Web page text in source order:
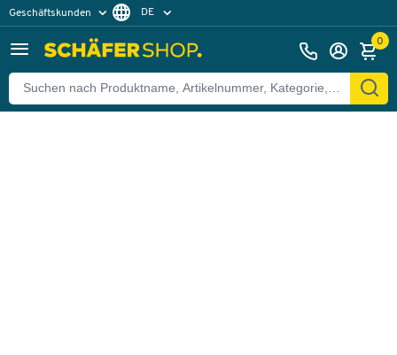
Geschäftskunden DE
0
Zurück